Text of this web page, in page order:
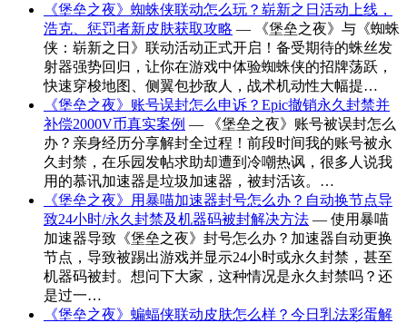
《堡垒之夜》蜘蛛侠联动怎么玩？崭新之日活动上线，
浩克、惩罚者新皮肤获取攻略 — 《堡垒之夜》与《蜘蛛
侠：崭新之日》联动活动正式开启！备受期待的蛛丝发
射器强势回归，让你在游戏中体验蜘蛛侠的招牌荡跃，
快速穿梭地图、侧翼包抄敌人，战术机动性大幅提…
《堡垒之夜》账号误封怎么申诉？Epic撤销永久封禁并
补偿2000V币真实案例 — 《堡垒之夜》账号被误封怎么
办？亲身经历分享解封全过程！前段时间我的账号被永
久封禁，在乐园发帖求助却遭到冷嘲热讽，很多人说我
用的慕讯加速器是垃圾加速器，被封活该。…
《堡垒之夜》用暴喵加速器封号怎么办？自动换节点导
致24小时/永久封禁及机器码被封解决方法 — 使用暴喵
加速器导致《堡垒之夜》封号怎么办？加速器自动更换
节点，导致被踢出游戏并显示24小时或永久封禁，甚至
机器码被封。想问下大家，这种情况是永久封禁吗？还
是过一…
《堡垒之夜》蝙蝠侠联动皮肤怎么样？今日乳法彩蛋解